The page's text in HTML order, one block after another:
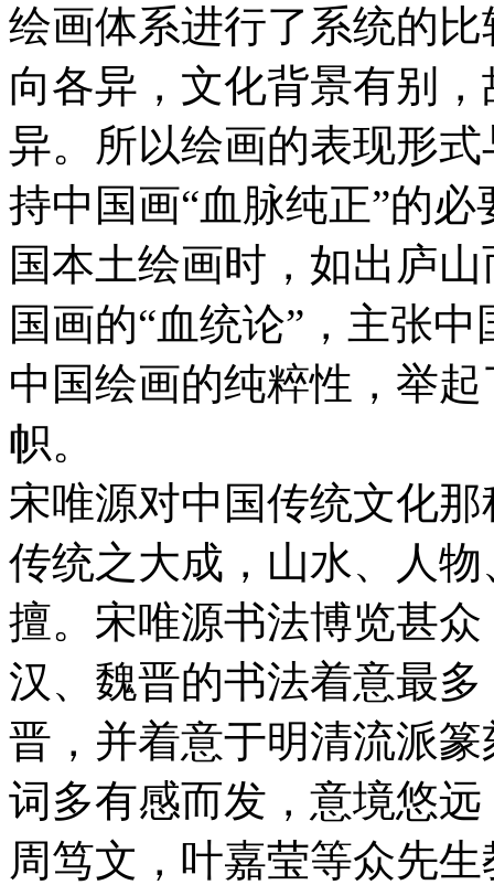
绘画体系进行了系统的
向各异，文化背景有别
异。所以绘画的表现形
持中国画“血脉纯正”的
国本土绘画时，如出庐
国画的“血统论”，主张
中国绘画的纯粹性，举
帜。
宋唯源对中国传统文化
传统之大成，山水、人
擅。宋唯源书法博览甚
汉、魏晋的书法着意最
晋，并着意于明清流派
词多有感而发，意境悠
周笃文，叶嘉莹等众先